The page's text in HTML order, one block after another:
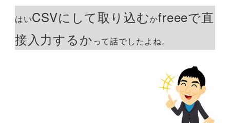
はいCSVにして取り込むかfreeeで直
接入力するかって話でしたよね。